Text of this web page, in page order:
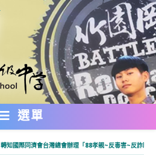
選單
轉知國際同濟會台灣總會辦理「88孝親~反毒害~反詐騙